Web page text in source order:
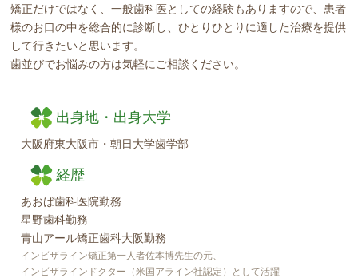
矯正だけではなく、一般歯科医としての経験もありますので、患者
様のお口の中を総合的に診断し、ひとりひとりに適した治療を提供
して行きたいと思います。
歯並びでお悩みの方は気軽にご相談ください。
出身地・出身大学
大阪府東大阪市・朝日大学歯学部
経歴
あおば歯科医院勤務
星野歯科勤務
青山アール矯正歯科大阪勤務
インビザライン矯正第一人者佐本博先生の元、
インビザラインドクター（米国アライン社認定）として活躍